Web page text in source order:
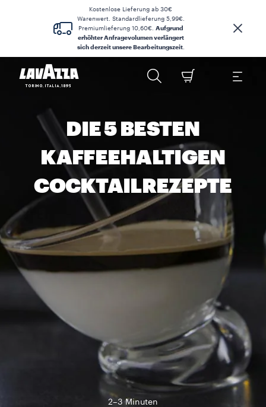
Kostenlose Lieferung ab 30€
Warenwert. Standardlieferung 5,99€.
Premiumlieferung 10,60€. Aufgrund
erhöhter Anfragevolumen verlängert
sich derzeit unsere Bearbeitungszeit.
DIE 5 BESTEN
KAFFEEHALTIGEN
COCKTAILREZEPTE
2–3 Minuten